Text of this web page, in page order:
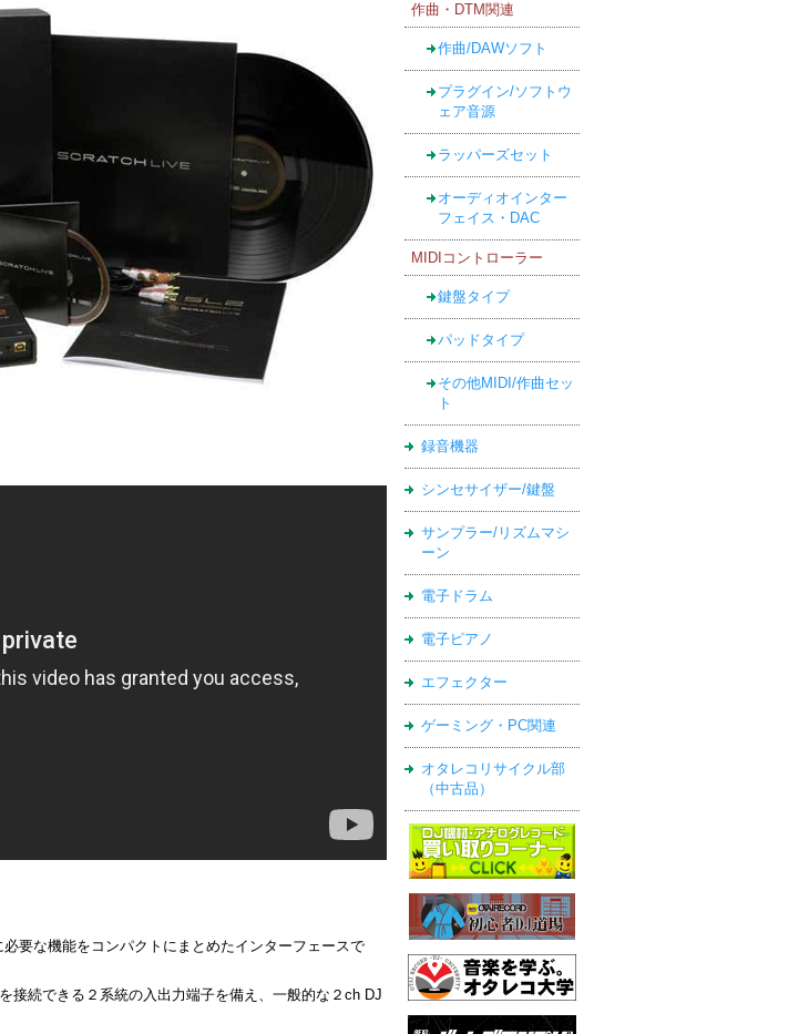
作曲・DTM関連
作曲/DAWソフト
プラグイン/ソフトウ
ェア音源
ラッパーズセット
オーディオインター
フェイス・DAC
MIDIコントローラー
鍵盤タイプ
パッドタイプ
その他MIDI/作曲セッ
ト
録音機器
シンセサイザー/鍵盤
サンプラー/リズムマシ
ーン
電子ドラム
電子ピアノ
エフェクター
ゲーミング・PC関連
オタレコリサイクル部
（中古品）
要な機能をコンパクトにまとめたインターフェースで
接続できる２系統の入出力端子を備え、一般的な２ch DJ